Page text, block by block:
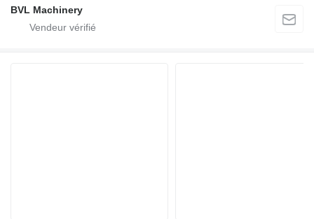
BVL Machinery